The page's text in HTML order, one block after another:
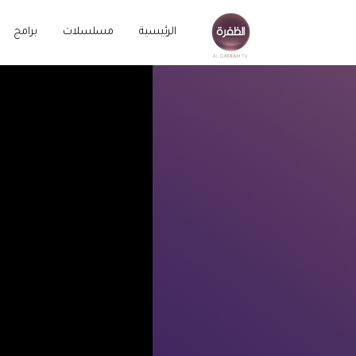
الرئيسية مسلسلات برامج